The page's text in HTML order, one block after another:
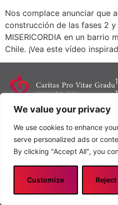
We value your privacy
We use cookies to enhance
serve personalized ads or
By clicking "Accept All", you
Customize Reject
Nos complace anunciar que
construcción de las fases 2 y
MISERICORDIA en un barrio
Chile. ¡Vea este vídeo